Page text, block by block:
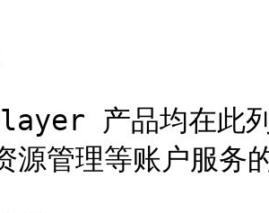
产品均在此列
源管理等账户服务